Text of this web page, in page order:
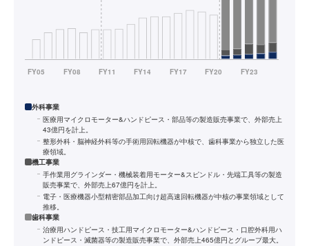
外科事業
医療用マイクロモーター&ハンドピース・部品等の製造販売事業で、外部売上
43億円を計上。
整形外科・脳神経外科等の手術用回転機器が中核で、歯科事業から独立した医
療領域。
機工事業
手作業用グラインダー・機械装着用モーター&スピンドル・先端工具等の製造
販売事業で、外部売上67億円を計上。
電子・医療機器小型精密部品加工向け超高速回転機器が中核の事業領域として
推移。
歯科事業
治療用ハンドピース・技工用マイクロモーター&ハンドピース・口腔外科用ハ
ンドピース・滅菌器等の製造販売事業で、外部売上465億円とグループ最大。